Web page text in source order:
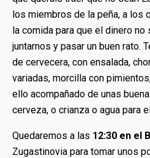
los miembros de la peña, a los
la comida para que el dinero no
juntarnos y pasar un buen rato.
de cervecera, con ensalada,
variadas, morcilla con
ello acompañado de unas
cerveza, o crianza o agua para
Quedaremos a las 12:30 en el
Zugastinovia para tomar unos